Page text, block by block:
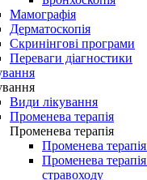
Мамографія
Дерматоскопія
Скринінгові програми
Переваги діагностики
Види лікування
Променева терапія
Променева терапія
Променева
Променева
стравоходу